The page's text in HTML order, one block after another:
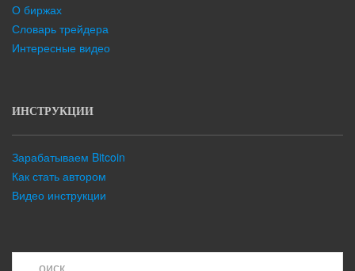
О биржах
Словарь трейдера
Интересные видео
ИНСТРУКЦИИ
Зарабатываем Bitcoin
Как стать автором
Видео инструкции